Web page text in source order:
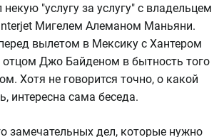
"услугу за услугу" с владельцем
Мигелем Алеманом Маньяни.
вылетом в Мексику с Хантером
отцом Джо Байденом в бытность того
Хотя не говорится точно, о какой
интересна сама беседа.
замечательных дел, которые нужно